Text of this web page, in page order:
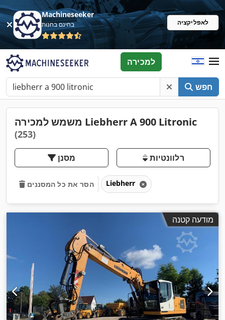
Machineseeker
בחינם בחנות לאפליקציה
חפש
למכירה
משמש למכירה Liebherr A 900 Litronic
(253)
מסנן רלוונטיות
הסר את כל המסננים Liebherr
מודעה קטנה